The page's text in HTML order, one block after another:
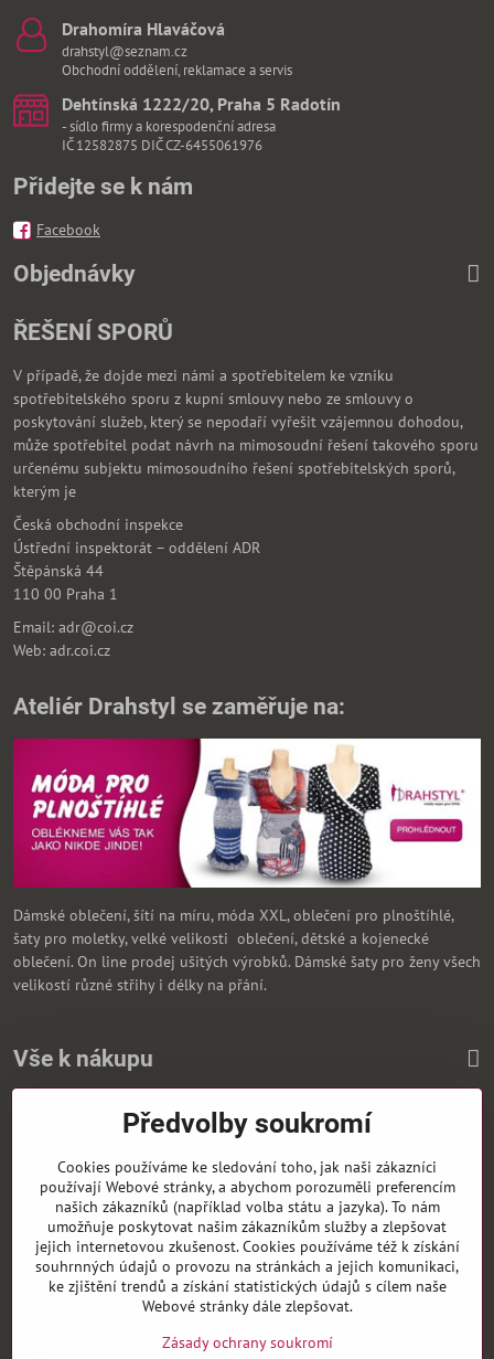
Drahomíra Hlaváčová
drahstyl@seznam.cz
Obchodní oddělení, reklamace a servis
Dehtínská 1222/20, Praha 5 Radotín
- sídlo firmy a korespodenční adresa
IČ 12582875 DIČ CZ-6455061976
Přidejte se k nám
Facebook
Objednávky
ŘEŠENÍ SPORŮ
V případě, že dojde mezi námi a spotřebitelem ke vzniku
spotřebitelského sporu z kupní smlouvy nebo ze smlouvy o
poskytování služeb, který se nepodaří vyřešit vzájemnou dohodou,
může spotřebitel podat návrh na mimosoudní řešení takového sporu
určenému subjektu mimosoudního řešení spotřebitelských sporů,
kterým je
Česká obchodní inspekce
Ústřední inspektorát – oddělení ADR
Štěpánská 44
110 00 Praha 1
Email: adr@coi.cz
Web: adr.coi.cz
Ateliér Drahstyl se zaměřuje na:
Dámské oblečení, šítí na míru, móda XXL, oblečení pro plnoštíhlé,
šaty pro moletky, velké velikosti oblečení, dětské a kojenecké
oblečení. On line prodej ušitých výrobků. Dámské šaty pro ženy všech
velikostí různé střihy i délky na přání.
Vše k nákupu
Zasíláme i na SlovenskoPředvolby soukromí
Cookies používáme ke sledování toho, jak naši zákazníci
používají Webové stránky, a abychom porozuměli preferencím
našich zákazníků (například volba státu a jazyka). To nám
umožňuje poskytovat našim zákazníkům služby a zlepšovat
jejich internetovou zkušenost. Cookies používáme též k získání
souhrnných údajů o provozu na stránkách a jejich komunikaci,
ke zjištění trendů a získání statistických údajů s cílem naše
Webové stránky dále zlepšovat.
Zásady ochrany soukromí